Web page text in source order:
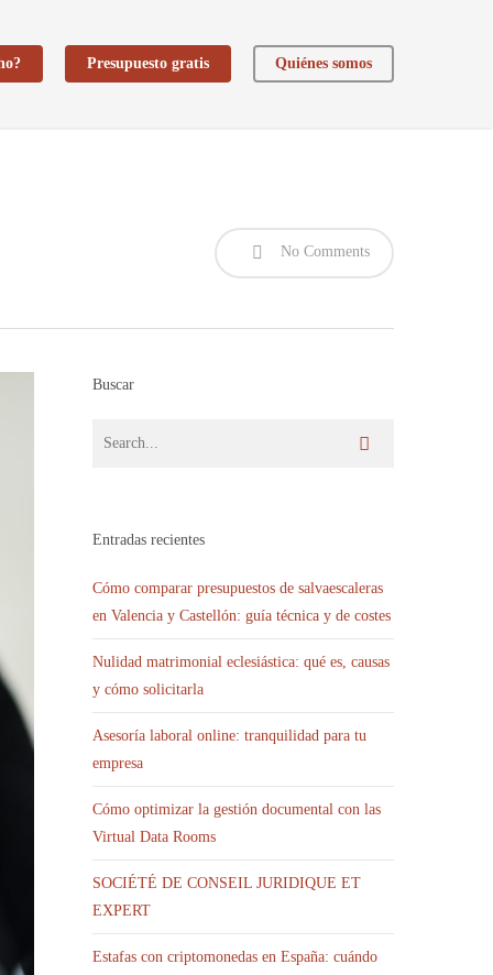
Presupuesto gratis Quiénes somos
No Comments
Buscar
Entradas recientes
Cómo comparar presupuestos de salvaescaleras
en Valencia y Castellón: guía técnica y de costes
Nulidad matrimonial eclesiástica: qué es, causas
y cómo solicitarla
Asesoría laboral online: tranquilidad para tu
empresa
Cómo optimizar la gestión documental con las
Virtual Data Rooms
SOCIÉTÉ DE CONSEIL JURIDIQUE ET
EXPERT
Estafas con criptomonedas en España: cuándo